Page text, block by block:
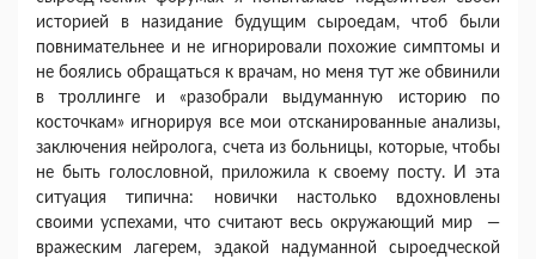
историей в назидание будущим сыроедам, чтоб были
повнимательнее и не игнорировали похожие симптомы и
не боялись обращаться к врачам, но меня тут же обвинили
в троллинге и «разобрали выдуманную историю по
косточкам» игнорируя все мои отсканированные анализы,
заключения нейролога, счета из больницы, которые, чтобы
не быть голословной, приложила к своему посту. И эта
ситуация типична: новички настолько вдохновлены
своими успехами, что считают весь окружающий мир —
вражеским лагерем, эдакой надуманной сыроедческой